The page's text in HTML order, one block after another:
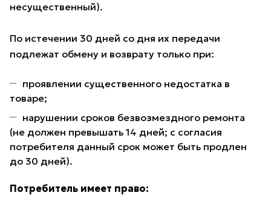
несущественный).
По истечении 30 дней со дня их передачи
подлежат обмену и возврату только при:
проявлении существенного недостатка в
товаре;
нарушении сроков безвозмездного ремонта
(не должен превышать 14 дней; с согласия
потребителя данный срок может быть продлен
до 30 дней).
Потребитель имеет право: